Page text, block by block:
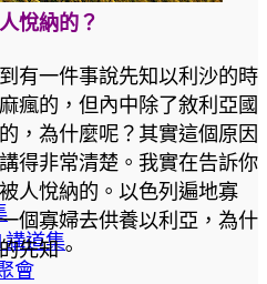
講道集
會
悅納的？
有一件事說先知以利沙的時
瘋的，但內中除了敘利亞國
，為什麼呢？其實這個原因
得非常清楚。我實在告訴你
人悅納的。以色列遍地寡
個寡婦去供養以利亞，為什
先知。